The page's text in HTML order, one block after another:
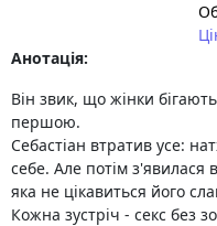
Анотація:
Він звик, що жінки
першою.
Себастіан втратив усе:
себе. Але потім з'явилася
яка не цікавиться його
Кожна зустріч - секс без